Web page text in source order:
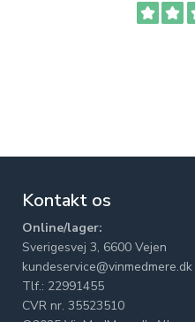
Kontakt os
Online/lager:
Sverigesvej 3, 6600 Vejen
kundeservice@vinmedmere.dk
Tlf.: 22991455
CVR nr. 35523510